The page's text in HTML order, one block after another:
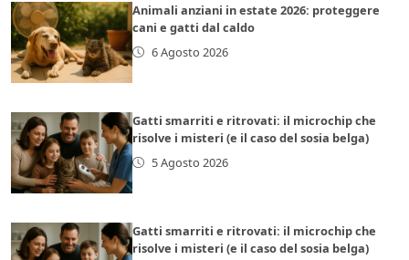
Animali anziani in estate 2026: proteggere
cani e gatti dal caldo
6 Agosto 2026
Gatti smarriti e ritrovati: il microchip che
risolve i misteri (e il caso del sosia belga)
5 Agosto 2026
Gatti smarriti e ritrovati: il microchip che
risolve i misteri (e il caso del sosia belga)